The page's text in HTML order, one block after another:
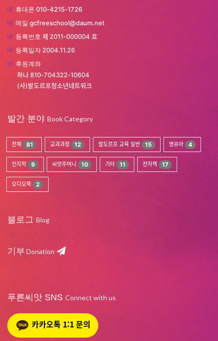
휴대폰 010-4215-1726
메일 gcfreeschool@daum.net
등록번호 제 2011-000004 호
등록일자 2004.11.26
후원계좌
하나 810-704322-10604
(사)발도르프청소년네트워크
발간 분야 Book Category
전체 81 교과과정 12 발도르프 교육 일반 15 영유아 4
인지학 9 씨앗주머니 10 기타 11 전자책 17
오디오북 2
블로그 Blog
기부 Donation
푸른씨앗 SNS Connect with us
카카오톡 1:1 문의